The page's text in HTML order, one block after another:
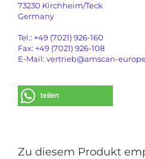
73230 Kirchheim/Teck
Germany
Tel.: +49 (7021) 926-160
Fax: +49 (7021) 926-108
E-Mail: vertrieb@amscan-
teilen
Zu diesem Produkt